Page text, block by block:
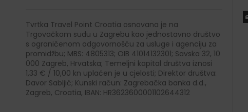
Tvrtka Travel Point Croatia osnovana je na
Trgovačkom sudu u Zagrebu kao jednostavno društvo
s ograničenom odgovornošću za usluge i agenciju za
promidžbu; MBS: 4805313; OIB 41014132301; Savska 32, 10
000 Zagreb, Hrvatska; Temeljni kapital društva iznosi
1,33 € / 10,00 kn uplaćen je u cjelosti; Direktor društva:
Davor Sabljić; Kunski račun: Zagrebačka banka d.d.,
Zagreb, Croatia, IBAN: HR3623600001102644312